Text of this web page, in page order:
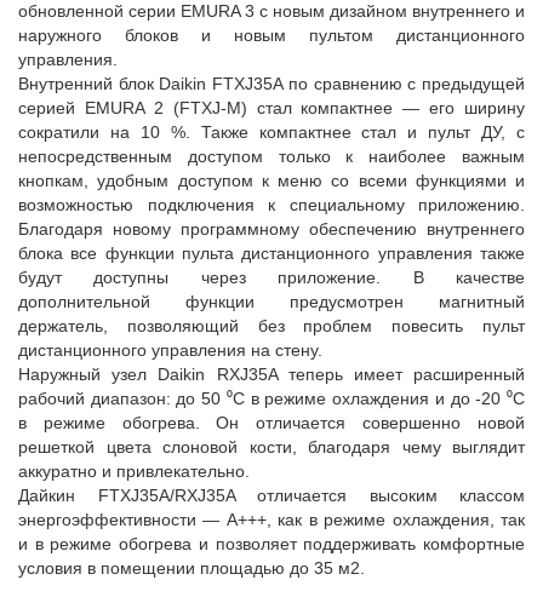
обновленной серии EMURA 3 с новым дизайном внутреннего и
наружного блоков и новым пультом дистанционного
управления.
Внутренний блок Daikin FTXJ35A по сравнению с предыдущей
серией EMURA 2 (FTXJ-M) стал компактнее — его ширину
сократили на 10 %. Также компактнее стал и пульт ДУ, с
непосредственным доступом только к наиболее важным
кнопкам, удобным доступом к меню со всеми функциями и
возможностью подключения к специальному приложению.
Благодаря новому программному обеспечению внутреннего
блока все функции пульта дистанционного управления также
будут доступны через приложение. В качестве
дополнительной функции предусмотрен магнитный
держатель, позволяющий без проблем повесить пульт
дистанционного управления на стену.
Наружный узел Daikin RXJ35A теперь имеет расширенный
рабочий диапазон: до 50 ⁰C в режиме охлаждения и до -20 ⁰C
в режиме обогрева. Он отличается совершенно новой
решеткой цвета слоновой кости, благодаря чему выглядит
аккуратно и привлекательно.
Дайкин FTXJ35A/RXJ35A отличается высоким классом
энергоэффективности — A+++, как в режиме охлаждения, так
и в режиме обогрева и позволяет поддерживать комфортные
условия в помещении площадью до 35 м2.